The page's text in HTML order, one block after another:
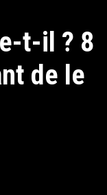
t-il ? 8
de le